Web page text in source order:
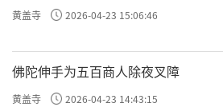
黄盖寺 2026-04-23 15:06:46
佛陀伸手为五百商人除夜叉障
黄盖寺 2026-04-23 14:43:15